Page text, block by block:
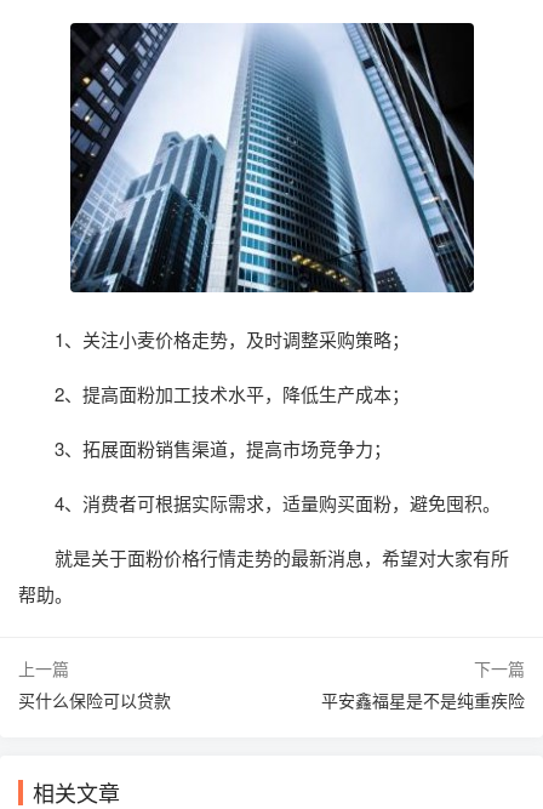
1、关注小麦价格走势，及时调整采购策略；
2、提高面粉加工技术水平，降低生产成本；
3、拓展面粉销售渠道，提高市场竞争力；
4、消费者可根据实际需求，适量购买面粉，避免囤积。
就是关于面粉价格行情走势的最新消息，希望对大家有所
帮助。
上一篇
买什么保险可以贷款
下一篇
平安鑫福星是不是纯重疾险
相关文章